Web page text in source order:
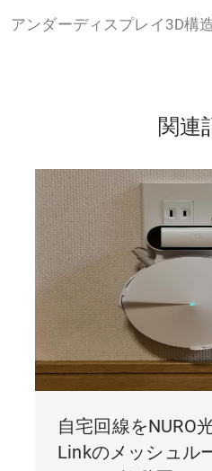
アンダーディスプレイ3D構
関連
自宅回線をNURO
Linkのメッシュル